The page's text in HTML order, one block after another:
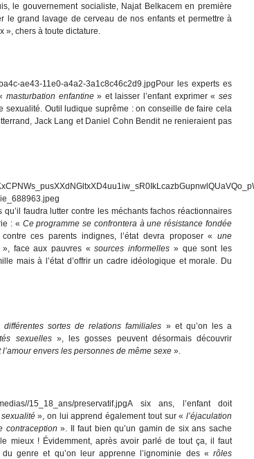
le gouvernement socialiste, Najat Belkacem en première
le grand lavage de cerveau de nos enfants et permettre à
», chers à toute dictature.
Pour les experts es
masturbation enfantine» et laisser l’enfant exprimer «ses
sexualité. Outil ludique suprême : on conseille de faire cela
Jack Lang et Daniel Cohn Bendit ne renieraient pas
faudra lutter contre les méchants fachos réactionnaires
: « Ce programme se confrontera à une résistance fondée
ces parents indignes, l’état devra proposer «une
», face aux pauvres «sources informelles » que sont les
mais à l’état d’offrir un cadre idéologique et morale. Du
différentes sortes de relations familiales » et qu’on les a
sexuelles», les gosses peuvent désormais découvrir
l’amour envers les personnes de même sexe ».
A six ans, l’enfant doit
», on lui apprend également tout sur «l’éjaculation
contraception ». Il faut bien qu’un gamin de six ans sache
mieux ! Évidemment, après avoir parlé de tout ça, il faut
genre et qu’on leur apprenne l’ignominie des « rôles